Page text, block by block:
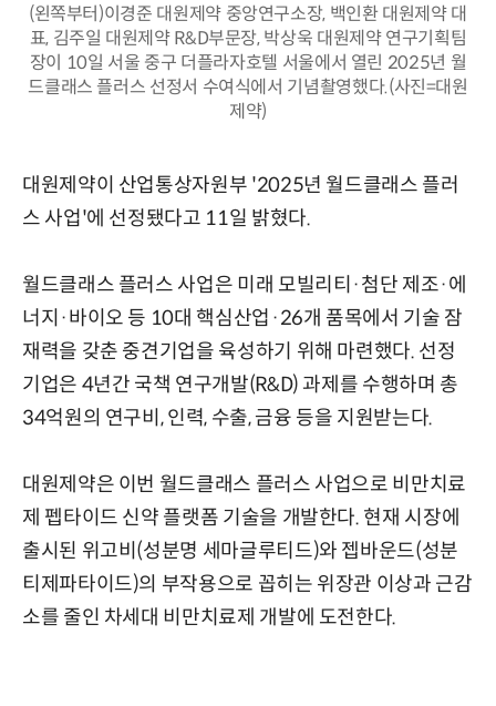
(왼쪽부터)이경준 대원제약 중앙연구소장, 백인환 대원제약 대
표, 김주일 대원제약 R&D부문장, 박상욱 대원제약 연구기획팀
장이 10일 서울 중구 더플라자호텔 서울에서 열린 2025년 월
드클래스 플러스 선정서 수여식에서 기념촬영했다.(사진=대원
제약)
대원제약이 산업통상자원부 '2025년 월드클래스 플러
스 사업'에 선정됐다고 11일 밝혔다.
월드클래스 플러스 사업은 미래 모빌리티·첨단 제조·에
너지·바이오 등 10대 핵심산업·26개 품목에서 기술 잠
재력을 갖춘 중견기업을 육성하기 위해 마련했다. 선정
기업은 4년간 국책 연구개발(R&D) 과제를 수행하며 총
34억원의 연구비, 인력, 수출, 금융 등을 지원받는다.
대원제약은 이번 월드클래스 플러스 사업으로 비만치료
제 펩타이드 신약 플랫폼 기술을 개발한다. 현재 시장에
출시된 위고비(성분명 세마글루티드)와 젭바운드(성분
티제파타이드)의 부작용으로 꼽히는 위장관 이상과 근감
소를 줄인 차세대 비만치료제 개발에 도전한다.